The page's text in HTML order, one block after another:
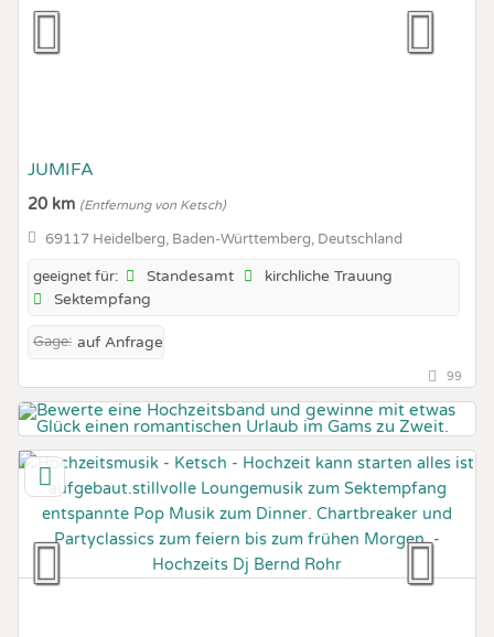
JUMIFA
20 km (Entfernung von Ketsch)
69117 Heidelberg, Baden-Württemberg, Deutschland
geeignet für: Standesamt
kirchliche Trauung
Sektempfang
Gage: auf Anfrage
99